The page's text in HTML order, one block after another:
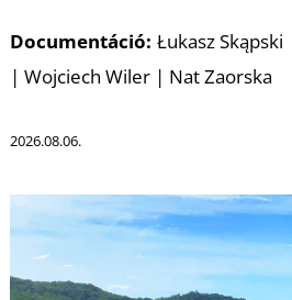
Documentáció: Łukasz
| Wojciech Wiler | Nat Zaorska
2026.08.06.